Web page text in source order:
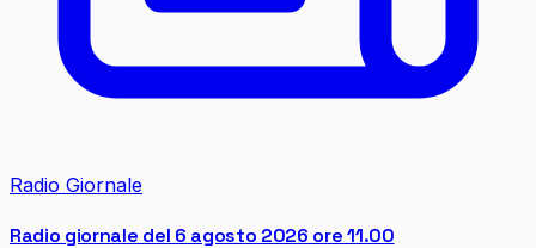
Radio Giornale
Radio giornale del 6 agosto 2026 ore 11.00